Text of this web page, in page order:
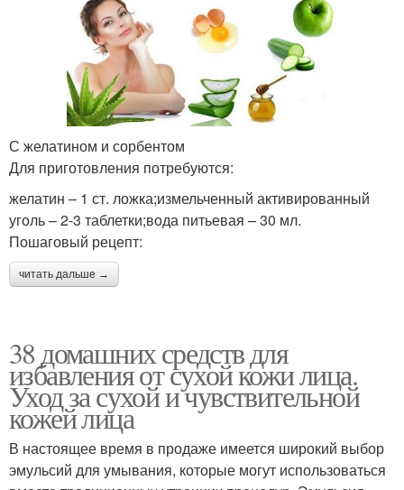
С желатином и сорбентом
Для приготовления потребуются:
желатин – 1 ст. ложка;измельченный активированный
уголь – 2-3 таблетки;вода питьевая – 30 мл.
Пошаговый рецепт:
читать дальше →
38 домашних средств для
избавления от сухой кожи лица.
Уход за сухой и чувствительной
кожей лица
В настоящее время в продаже имеется широкий выбор
эмульсий для умывания, которые могут использоваться